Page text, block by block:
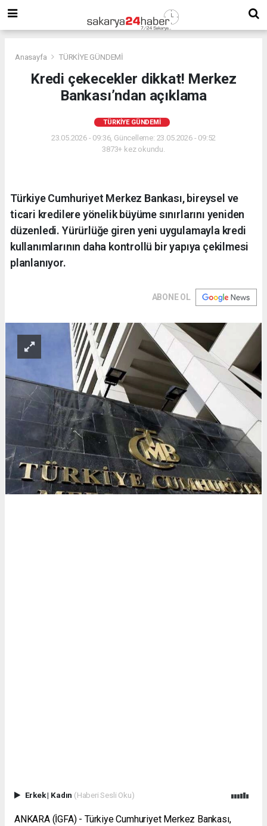
Anasayfa TÜRKİYE GÜNDEMİ
Kredi çekecekler dikkat! Merkez
Bankası’ndan açıklama
TÜRKİYE GÜNDEMİ
23.05.2026 - 09:36, Güncelleme: 23.05.2026 - 09:52
3873+ kez okundu.
Türkiye Cumhuriyet Merkez Bankası, bireysel ve
ticari kredilere yönelik büyüme sınırlarını yeniden
düzenledi. Yürürlüğe giren yeni uygulamayla kredi
kullanımlarının daha kontrollü bir yapıya çekilmesi
planlanıyor.
ABONE OL
Erkek| Kadın (Haberi Sesli Oku)
ANKARA (İGFA) - Türkiye Cumhuriyet Merkez Bankası,